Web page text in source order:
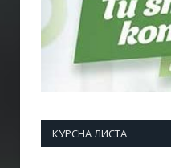
КУРСНА ЛИСТА